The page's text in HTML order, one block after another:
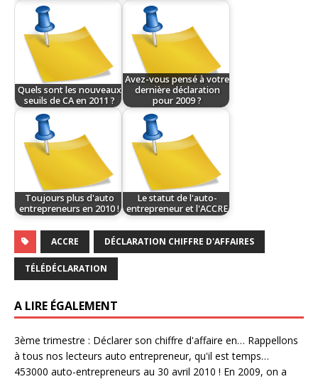
Quels sont les nouveaux
seuils de CA en 2011 ?
Avez-vous pensé à votre
dernière déclaration
pour 2009 ?
Toujours plus d'auto
entrepreneurs en 2010 !
Le statut de l'auto-
entrepreneur et l'ACCRE
ACCRE DÉCLARATION CHIFFRE D'AFFAIRES
TÉLÉDÉCLARATION
A LIRE ÉGALEMENT
3ème trimestre : Déclarer son chiffre d'affaire en… Rappellons
à tous nos lecteurs auto entrepreneur, qu'il est temps…
453000 auto-entrepreneurs au 30 avril 2010 ! En 2009, on a